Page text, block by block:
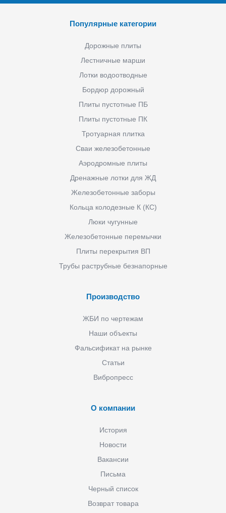
Популярные категории
Дорожные плиты
Лестничные марши
Лотки водоотводные
Бордюр дорожный
Плиты пустотные ПБ
Плиты пустотные ПК
Тротуарная плитка
Сваи железобетонные
Аэродромные плиты
Дренажные лотки для ЖД
Железобетонные заборы
Кольца колодезные К (КС)
Люки чугунные
Железобетонные перемычки
Плиты перекрытия ВП
Трубы раструбные безнапорные
Производство
ЖБИ по чертежам
Наши объекты
Фальсификат на рынке
Статьи
Вибропресс
О компании
История
Новости
Вакансии
Письма
Черный список
Возврат товара